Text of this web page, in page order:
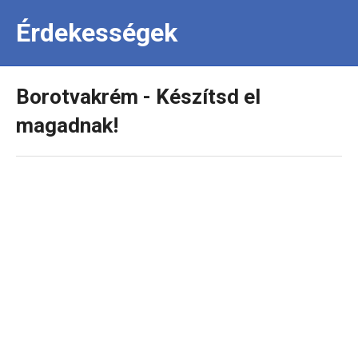
Érdekességek
Borotvakrém - Készítsd el
magadnak!